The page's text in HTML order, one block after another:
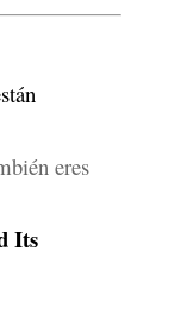
eres
Its